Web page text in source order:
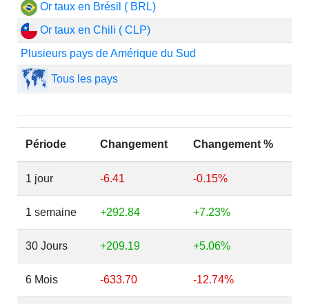
Or taux en Brésil ( BRL)
Or taux en Chili ( CLP)
Plusieurs pays de Amérique du Sud
Tous les pays
Période Changement Changement %
1 jour -6.41 -0.15%
1 semaine +292.84 +7.23%
30 Jours +209.19 +5.06%
6 Mois -633.70 -12.74%